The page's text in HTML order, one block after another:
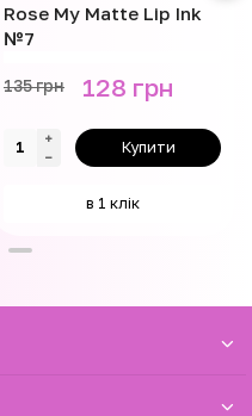
Rose My Matte Lip Ink
№7
135 грн 128 грн
Купити
в 1 клік